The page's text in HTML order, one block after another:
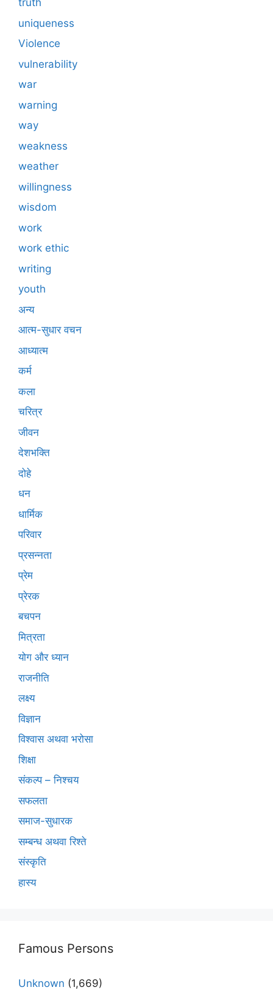
truth
uniqueness
Violence
vulnerability
war
warning
way
weakness
weather
willingness
wisdom
work
work ethic
writing
youth
अन्य
आत्म-सुधार वचन
आध्यात्म
कर्म
कला
चरित्र
जीवन
देशभक्ति
दोहे
धन
धार्मिक
परिवार
प्रसन्नता
प्रेम
प्रेरक
बचपन
मित्रता
योग और ध्यान
राजनीति
लक्ष्य
विज्ञान
विश्वास अथवा भरोसा
शिक्षा
संकल्प – निश्चय
सफलता
समाज-सुधारक
सम्बन्ध अथवा रिश्ते
संस्कृति
हास्य
Famous Persons
Unknown (1,669)